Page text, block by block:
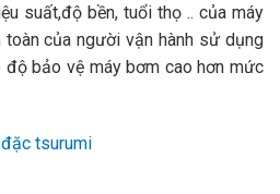
suất,độ bền, tuổi thọ .. của máy
của người vận hành sử dụng
bảo vệ máy bơm cao hơn mức
đặc tsurumi